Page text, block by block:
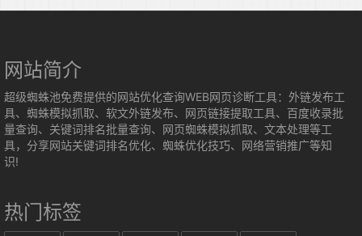
网站简介
超级蜘蛛池免费提供的网站优化查询WEB网页诊断工具：外链发布工
具、蜘蛛模拟抓取、软文外链发布、网页链接提取工具、百度收录批
量查询、关键词排名批量查询、网页蜘蛛模拟抓取、文本处理等工
具，分享网站关键词排名优化、蜘蛛优化技巧、网络营销推广等知
识!
热门标签